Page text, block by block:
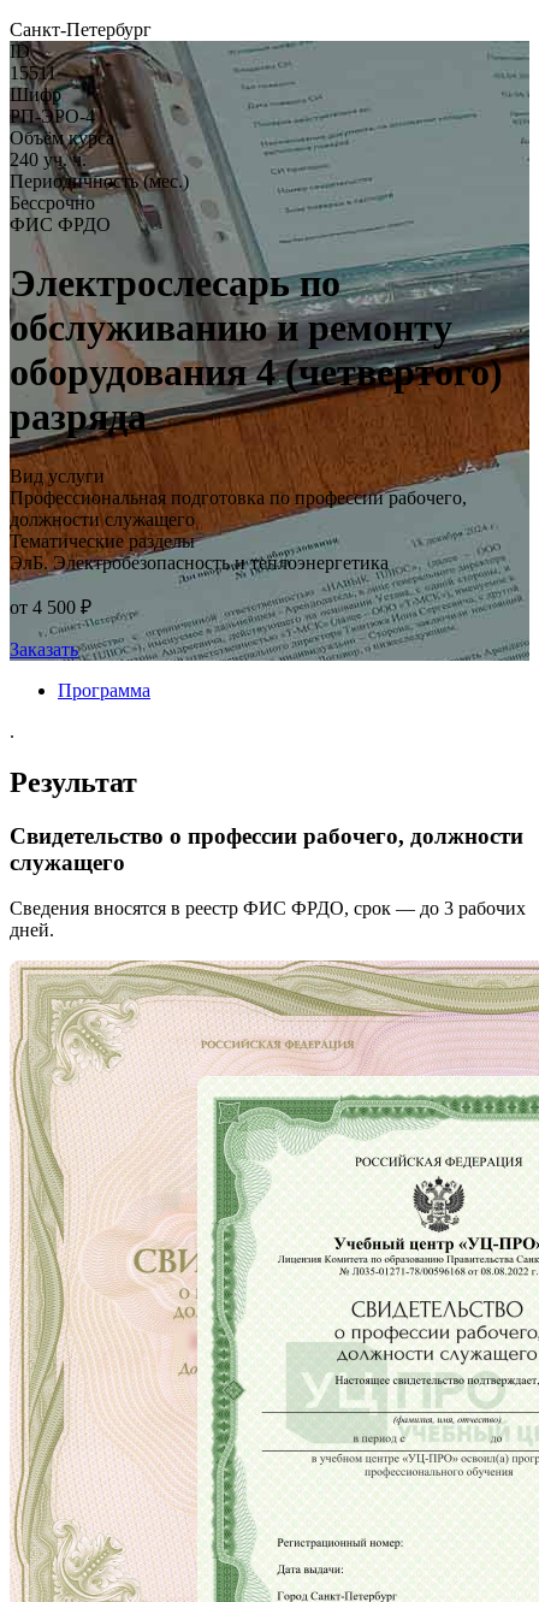
Санкт-Петербург
ID
15511
Шифр
РП-ЭРО-4
Объём курса
240 уч. ч.
Периодичность (мес.)
Бессрочно
ФИС ФРДО
Электрослесарь по
обслуживанию и ремонту
оборудования 4 (четвертого)
разряда
Вид услуги
Профессиональная подготовка по профессии рабочего,
должности служащего
Тематические разделы
ЭлБ. Электробезопасность и теплоэнергетика
от 4 500 ₽
Заказать
Программа
.
Результат
Свидетельство о профессии рабочего, должности
служащего
Сведения вносятся в реестр ФИС ФРДО, срок — до 3 рабочих
дней.